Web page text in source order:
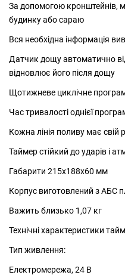
За допомогою кронштейнів,
будинку або сараю
Вся необхідна інформація
Датчик дощу автоматично
відновлює його після дощу
Щотижневе циклічне
Час тривалості однієї
Кожна лінія поливу має свій
Таймер стійкий до ударів і
Габарити 215х188х60 мм
Корпус виготовлений з АБС
Важить близько 1,07 кг
Технічні характеристики
Тип живлення:
Електромережа, 24 В